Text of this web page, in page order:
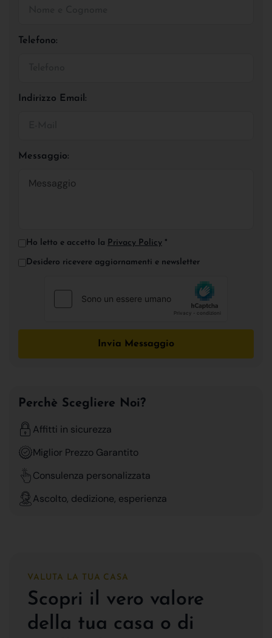
Telefono:
Indirizzo Email:
Messaggio:
Ho letto e accetto la Privacy Policy *
Desidero ricevere aggiornamenti e newsletter
Invia Messaggio
Perchè Scegliere Noi?
Affitti in sicurezza
Miglior Prezzo Garantito
Consulenza personalizzata
Ascolto, dedizione, esperienza
VALUTA LA TUA CASA
Scopri il vero valore
della tua casa o di